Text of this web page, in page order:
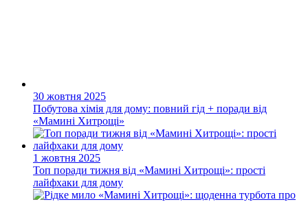
30 жовтня 2025
Побутова хімія для дому: повний гід + поради від
«Мамині Хитрощі»
1 жовтня 2025
Топ поради тижня від «Мамині Хитрощі»: прості
лайфхаки для дому